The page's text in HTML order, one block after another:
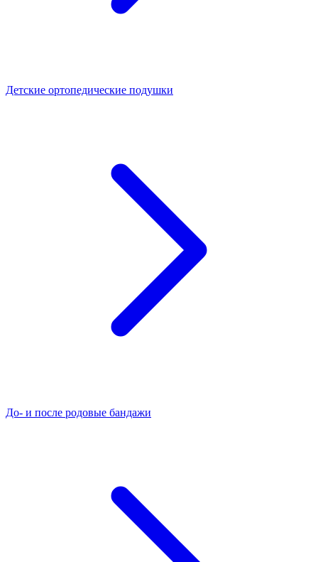
Детские ортопедические подушки
До- и после родовые бандажи